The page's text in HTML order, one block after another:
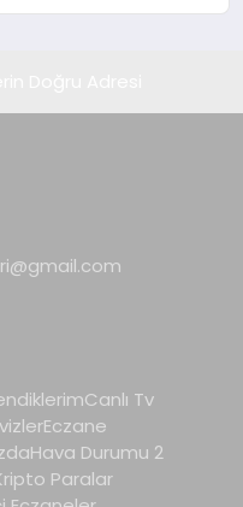
Canlı Tv
Eczane
Hava Durumu 2
Paralar